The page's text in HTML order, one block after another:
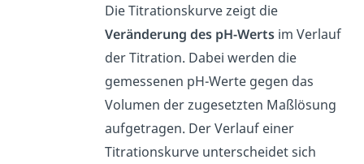
Die Titrationskurve zeigt die
Veränderung des pH-Werts im Verlauf
der Titration. Dabei werden die
gemessenen pH-Werte gegen das
Volumen der zugesetzten Maßlösung
aufgetragen. Der Verlauf einer
Titrationskurve unterscheidet sich